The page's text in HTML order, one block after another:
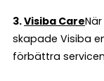
3.Visiba Care
skapade Visiba
förbättra